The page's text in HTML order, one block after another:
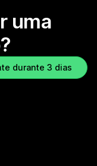
uma
durante 3 dias